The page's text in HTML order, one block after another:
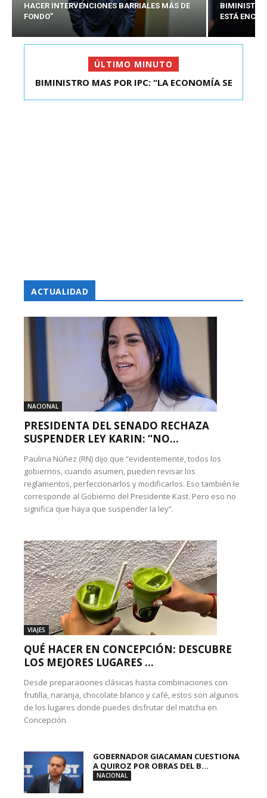
HACER INTERVENCIONES BARRIALES MÁS DE
FONDO”
BIMINISTRO
ESTÁ
ÚLTIMO MINUTO
KAST SE REUNIÓ CON EL PRESIDENTE ELECTO DE
BIMINISTRO MAS POR IPC: “LA ECONOMÍA SE
ACTUALIDAD
NACIONAL
PRESIDENTA DEL SENADO RECHAZA
SUSPENDER LEY KARIN: “NO...
Paulina Núñez (RN) dijo que “evidentemente, todos los
gobiernos, cuando asumen, pueden revisar los
reglamentos, perfeccionarlos y modificarlos. Eso también le
corresponde al Gobierno del Presidente Kast. Pero eso no
significa que haya que suspender la ley”.
VIAJES
QUÉ HACER EN CONCEPCIÓN: DESCUBRE
LOS MEJORES LUGARES ...
Desde preparaciones clásicas hasta combinaciones con
frutilla, naranja, chocolate blanco y café, estos son algunos
de los lugares donde puedes disfrutar del matcha en
Concepción.
GOBERNADOR GIACAMAN CUESTIONA
A QUIROZ POR OBRAS DEL B...
NACIONAL